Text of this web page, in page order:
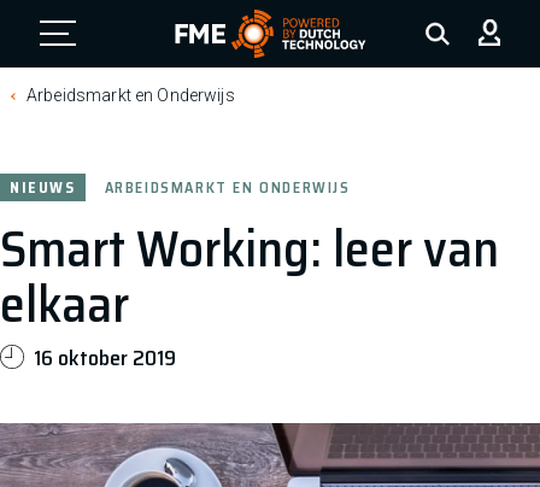
FME Logo, to the homepage
Arbeidsmarkt en Onderwijs
Smart Working: leer van
elkaar
NIEUWS ARBEIDSMARKT EN ONDERWIJS
16 oktober 2019